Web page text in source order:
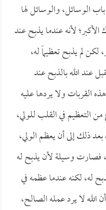
الوسائل، والوسائل لها
لأنه عندما يذبح عند
لكن لم يذبح تعظيماً له،
عند الله بالذبح عند
القربات ولا يردها عليه
التعظيم في القلب للولي،
ذلك إلى أن يعظم الولي،
فصارت وسيلة لأن يذبح له
له، لكنه عندما عظمه في
الله لا يرد عمله الصالح،